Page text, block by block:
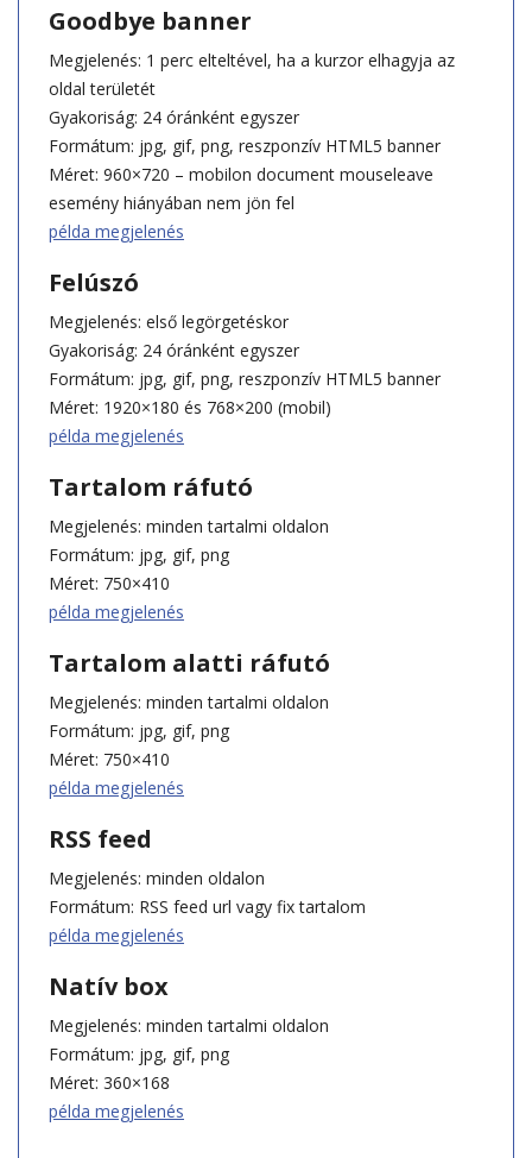
Goodbye banner
Megjelenés: 1 perc elteltével, ha a kurzor elhagyja az
oldal területét
Gyakoriság: 24 óránként egyszer
Formátum: jpg, gif, png, reszponzív HTML5 banner
Méret: 960×720 – mobilon document mouseleave
esemény hiányában nem jön fel
példa megjelenés
Felúszó
Megjelenés: első legörgetéskor
Gyakoriság: 24 óránként egyszer
Formátum: jpg, gif, png, reszponzív HTML5 banner
Méret: 1920×180 és 768×200 (mobil)
példa megjelenés
Tartalom ráfutó
Megjelenés: minden tartalmi oldalon
Formátum: jpg, gif, png
Méret: 750×410
példa megjelenés
Tartalom alatti ráfutó
Megjelenés: minden tartalmi oldalon
Formátum: jpg, gif, png
Méret: 750×410
példa megjelenés
RSS feed
Megjelenés: minden oldalon
Formátum: RSS feed url vagy fix tartalom
példa megjelenés
Natív box
Megjelenés: minden tartalmi oldalon
Formátum: jpg, gif, png
Méret: 360×168
példa megjelenés